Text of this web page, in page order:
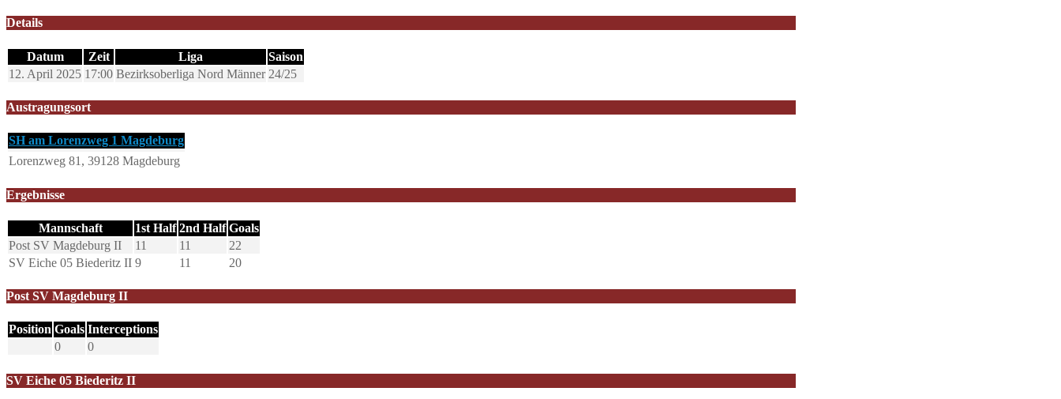
Details
Datum Zeit Liga
Saison
12. April 2025 17:00 Bezirksoberliga Nord Männer 24/25
Austragungsort
SH am Lorenzweg 1 Magdeburg
Lorenzweg 81, 39128 Magdeburg
Ergebnisse
Mannschaft 1st Half 2nd Half Goals
Post SV Magdeburg II
11 11
22
SV Eiche 05 Biederitz II 9 11 20
Post SV Magdeburg II
Position Goals Interceptions
0
0
SV Eiche 05 Biederitz II